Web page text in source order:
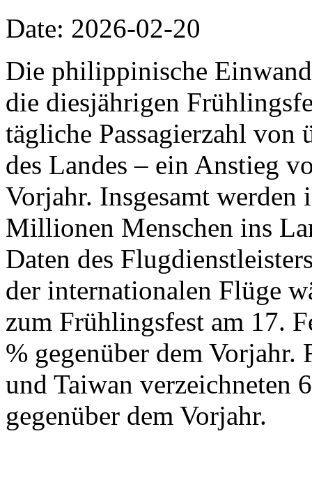
Date: 2026-02-20
Die philippinische
die diesjährigen
tägliche Passagierzahl
des Landes – ein Anstieg
Vorjahr. Insgesamt werden
Millionen Menschen ins
Daten des
der internationalen Flüge
zum Frühlingsfest am 17.
% gegenüber dem
und Taiwan verzeichneten
gegenüber dem Vorjahr.